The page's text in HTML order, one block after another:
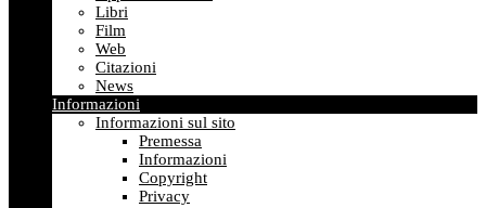
Libri
Film
Web
Citazioni
News
Informazioni
Informazioni sul sito
Premessa
Informazioni
Copyright
Privacy